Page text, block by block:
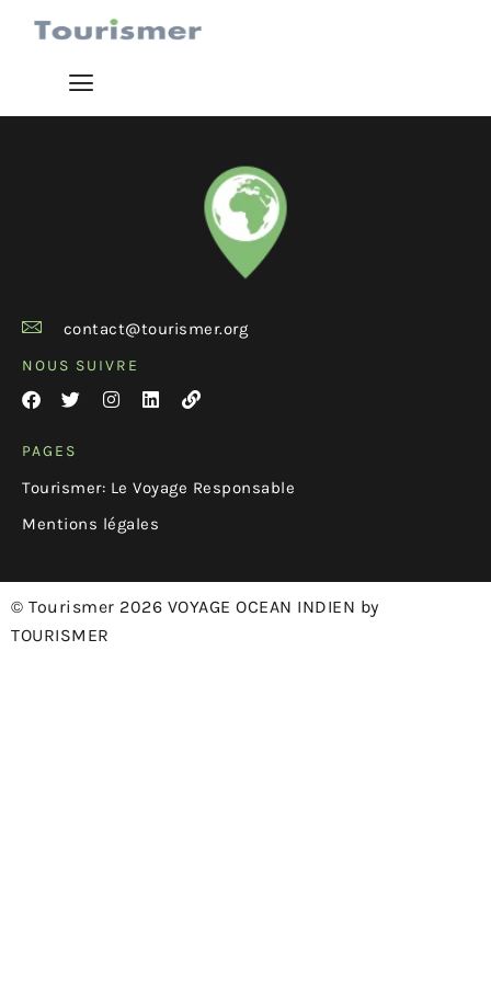
contact@tourismer.org
NOUS SUIVRE
PAGES
Tourismer: Le Voyage Responsable
Mentions légales
© Tourismer 2026 VOYAGE OCEAN INDIEN by
TOURISMER